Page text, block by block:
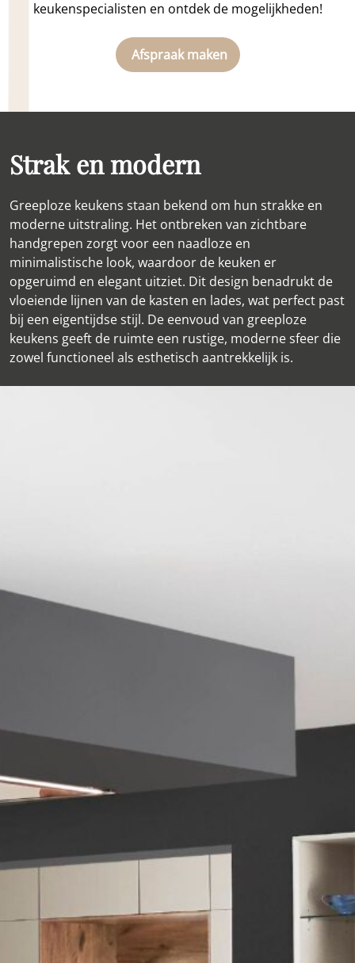
keukenspecialisten en ontdek de mogelijkheden!
Afspraak maken
Strak en modern
Greeploze keukens staan bekend om hun strakke en
moderne uitstraling. Het ontbreken van zichtbare
handgrepen zorgt voor een naadloze en
minimalistische look, waardoor de keuken er
opgeruimd en elegant uitziet. Dit design benadrukt de
vloeiende lijnen van de kasten en lades, wat perfect past
bij een eigentijdse stijl. De eenvoud van greeploze
keukens geeft de ruimte een rustige, moderne sfeer die
zowel functioneel als esthetisch aantrekkelijk is.